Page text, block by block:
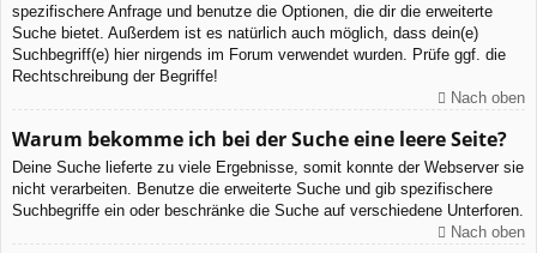
spezifischere Anfrage und benutze die Optionen, die dir die erweiterte
Suche bietet. Außerdem ist es natürlich auch möglich, dass dein(e)
Suchbegriff(e) hier nirgends im Forum verwendet wurden. Prüfe ggf. die
Rechtschreibung der Begriffe!
Nach oben
Warum bekomme ich bei der Suche eine leere Seite?
Deine Suche lieferte zu viele Ergebnisse, somit konnte der Webserver sie
nicht verarbeiten. Benutze die erweiterte Suche und gib spezifischere
Suchbegriffe ein oder beschränke die Suche auf verschiedene Unterforen.
Nach oben